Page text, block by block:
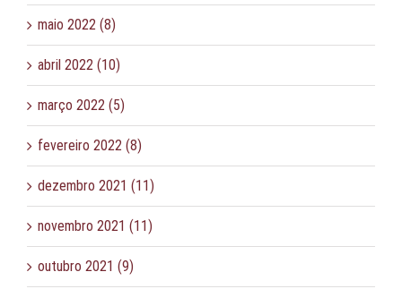
maio 2022 (8)
abril 2022 (10)
março 2022 (5)
fevereiro 2022 (8)
dezembro 2021 (11)
novembro 2021 (11)
outubro 2021 (9)